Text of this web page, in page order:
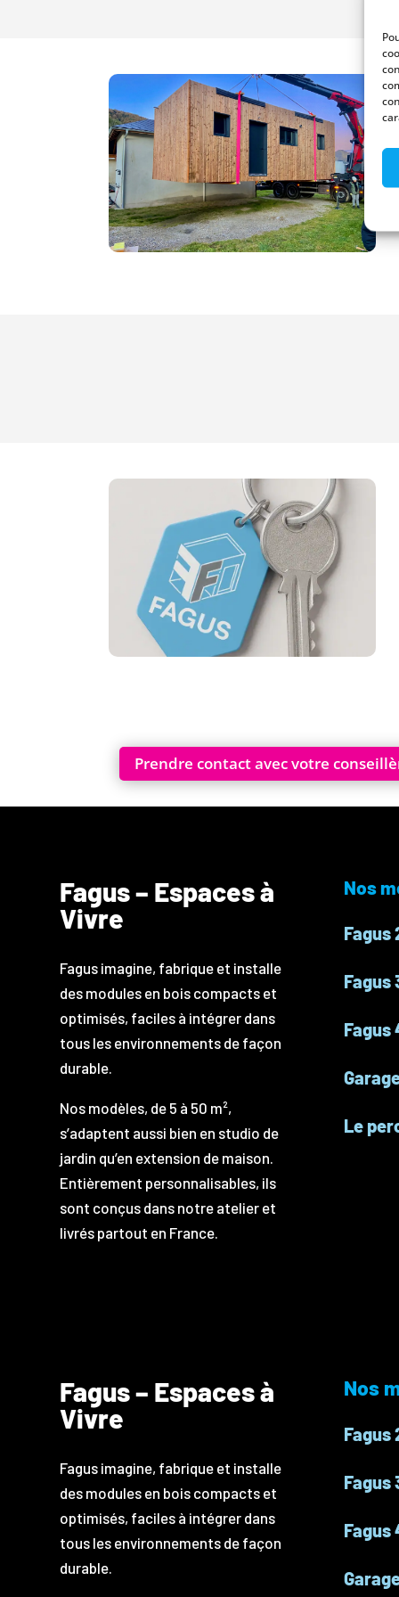
Prendre contact avec votre
Fagus – Espaces à
Vivre
Fagus imagine, fabrique et installe
des modules en bois compacts et
optimisés, faciles à intégrer dans
tous les environnements de façon
durable.
Nos modèles, de 5 à 50 m²,
s’adaptent aussi bien en studio de
jardin qu’en extension de maison.
Entièrement personnalisables, ils
sont conçus dans notre atelier et
livrés partout en France.
Nos
Fagus
Fagus
Fagus
Le
Fagus – Espaces à
Vivre
Fagus imagine, fabrique et installe
des modules en bois compacts et
optimisés, faciles à intégrer dans
tous les environnements de façon
durable.
Nos
Fagus
Fagus
Fagus